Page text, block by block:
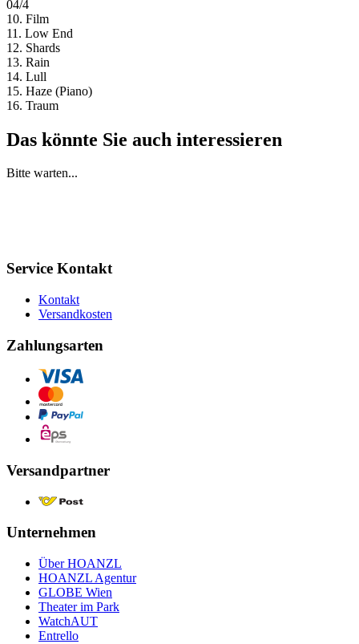
04/4
10. Film
11. Low End
12. Shards
13. Rain
14. Lull
15. Haze (Piano)
16. Traum
Das könnte Sie auch interessieren
Bitte warten...
Service Kontakt
Kontakt
Versandkosten
Zahlungsarten
Versandpartner
Unternehmen
Über HOANZL
HOANZL Agentur
GLOBE Wien
Theater im Park
WatchAUT
Entrello